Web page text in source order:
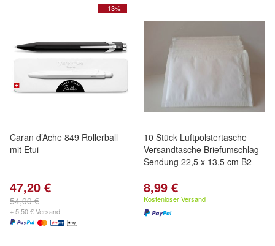
- 13%
Caran d’Ache 849 Rollerball
mit Etui
47,20 €
54,00 €
+ 5,50 € Versand
10 Stück Luftpolstertasche
Versandtasche Briefumschlag
Sendung 22,5 x 13,5 cm B2
8,99 €
Kostenloser Versand